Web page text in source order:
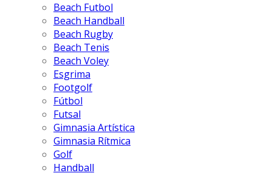
Beach Futbol
Beach Handball
Beach Rugby
Beach Tenis
Beach Voley
Esgrima
Footgolf
Fútbol
Futsal
Gimnasia Artística
Gimnasia Rítmica
Golf
Handball